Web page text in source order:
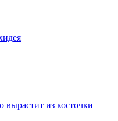
вырастит из косточки